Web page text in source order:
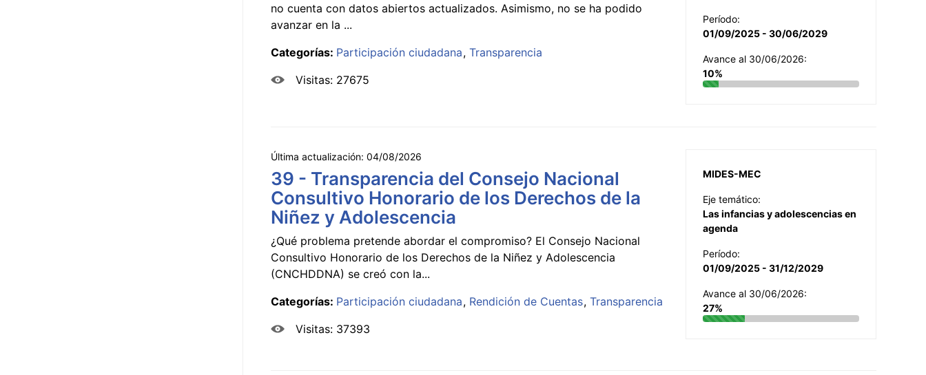
no cuenta con datos abiertos actualizados. Asimismo, no se ha podido
avanzar en la ...
Categorías: Participación ciudadana Transparencia
Visitas: 27675
Período:
01/09/2025 - 30/06/2029
Avance al 30/06/2026:
10%
Última actualización: 04/08/2026
39 - Transparencia del Consejo Nacional
Consultivo Honorario de los Derechos de la
Niñez y Adolescencia
¿Qué problema pretende abordar el compromiso? El Consejo Nacional
Consultivo Honorario de los Derechos de la Niñez y Adolescencia
(CNCHDDNA) se creó con la...
Categorías: Participación ciudadana Rendición de Cuentas Transparencia
Visitas: 37393
MIDES-MEC
Eje temático:
Las infancias y adolescencias en
agenda
Período:
01/09/2025 - 31/12/2029
Avance al 30/06/2026:
27%